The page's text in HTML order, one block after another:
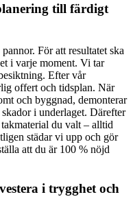
till färdigt
För att resultatet ska
i varje moment. Vi tar
Efter vår
offert och tidsplan. När
och byggnad, demonterar
i underlaget. Därefter
du valt – alltid
städar vi upp och gör
att du är 100 % nöjd
i trygghet och